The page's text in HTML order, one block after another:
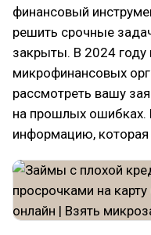
финансовый
решить срочные
закрыты. В 2024
микрофинансовых
рассмотреть вашу
на прошлых ошибках.
информацию,